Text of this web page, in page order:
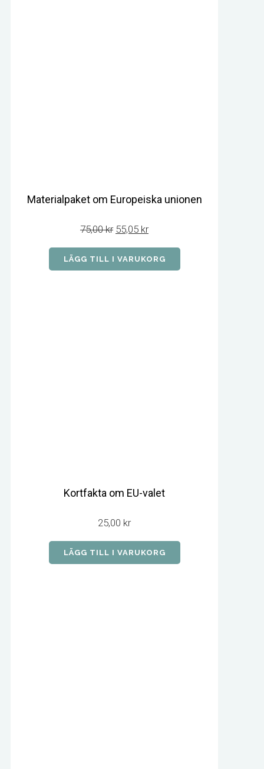
Materialpaket om Europeiska unionen
75,00kr ursprungliga
priset
var:
75,00 kr.
55,05 krnuvarande
priset
är:
55,05 kr.
LÄGG TILL I VARUKORG
Kortfakta om EU-valet
25,00 kr
LÄGG TILL I VARUKORG